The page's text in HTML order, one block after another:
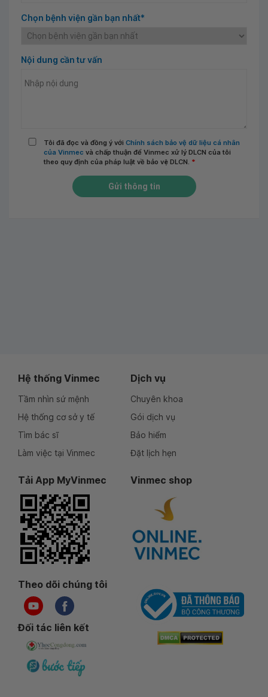
Chọn bệnh viện gần bạn nhất*
Nội dung cần tư vấn
Tôi đã đọc và đồng ý với Chính sách bảo vệ dữ liệu cá nhân
của Vinmec và chấp thuận để Vinmec xử lý DLCN của tôi
theo quy định của pháp luật về bảo vệ DLCN. *
Gửi thông tin
Hệ thống Vinmec
Tầm nhìn sứ mệnh
Hệ thống cơ sở y tế
Tìm bác sĩ
Làm việc tại Vinmec
Dịch vụ
Chuyên khoa
Gói dịch vụ
Bảo hiểm
Đặt lịch hẹn
Tải App MyVinmec Vinmec shop
Theo dõi chúng tôi
Đối tác liên kết